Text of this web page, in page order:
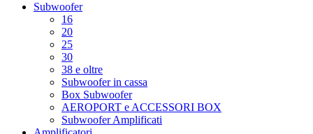
Subwoofer
16
20
25
30
38 e oltre
Subwoofer in cassa
Box Subwoofer
AEROPORT e ACCESSORI BOX
Subwoofer Amplificati